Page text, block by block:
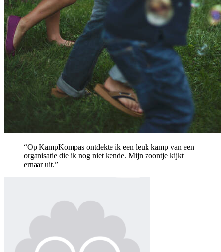
“Op KampKompas ontdekte ik een leuk kamp van een
organisatie die ik nog niet kende. Mijn zoontje kijkt
ernaar uit.”